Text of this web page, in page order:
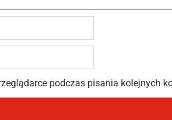
podczas pisania kolejnych